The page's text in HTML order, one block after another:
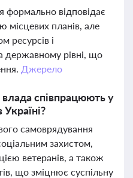
формально відповідає
місцевих планів, але
ресурсів і
державному рівні, що
Джерело
влада співпрацюють у
самоврядування
захистом,
ветеранів, а також
що зміцнює суспільну